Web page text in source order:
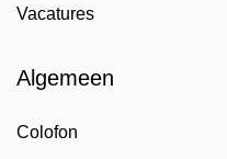
Vacatures
Algemeen
Colofon